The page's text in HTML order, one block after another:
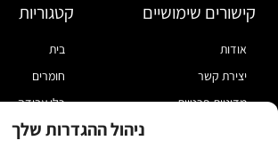
ניהול ההגדרות שלך
קישורים שימושיים
אודות
יצירת קשר
מדיניות פרטיות
קטגוריות
בית
חומרים
כלי עבודה
מוצרי הלחמה